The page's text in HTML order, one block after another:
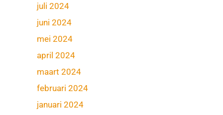
juli 2024
juni 2024
mei 2024
april 2024
maart 2024
februari 2024
januari 2024